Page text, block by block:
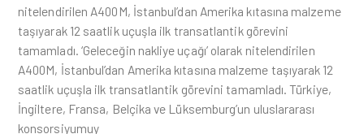
nitelendirilen A400M, İstanbul’dan Amerika kıtasına malzeme
taşıyarak 12 saatlik uçuşla ilk transatlantik görevini
tamamladı. ‘Geleceğin nakliye uçağı’ olarak nitelendirilen
A400M, İstanbul’dan Amerika kıtasına malzeme taşıyarak 12
saatlik uçuşla ilk transatlantik görevini tamamladı. Türkiye,
İngiltere, Fransa, Belçika ve Lüksemburg’un uluslararası
konsorsiyumuy